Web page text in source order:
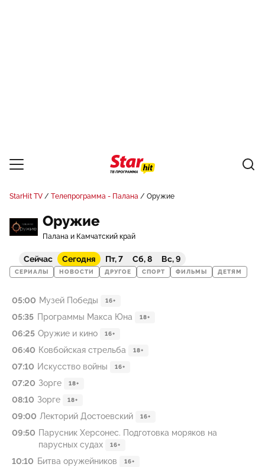
StarHit TV Телепрограмма - Палана Оружие
Оружие
Палана и Камчатский край
Сейчас Сегодня Пт, 7 Сб, 8 Вс, 9
СЕРИАЛЫ НОВОСТИ ДРУГОЕ СПОРТ ФИЛЬМЫ ДЕТЯМ
05:00 Музей Победы 16+
05:35 Программы Макса Юна 18+
06:25 Оружие и кино 16+
06:40 Ковбойская стрельба 18+
07:10 Искусство войны 16+
07:20 Зорге 18+
08:10 Зорге 18+
09:00 Лекторий Достоевский 16+
09:50 Парусник Херсонес. Подготовка моряков на
парусных судах
16+
10:10 Битва оружейников 16+